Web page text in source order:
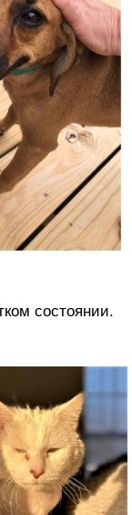
состоянии.